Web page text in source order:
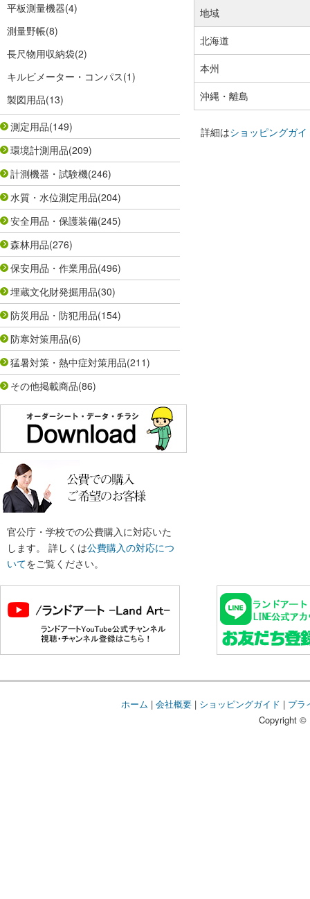
平板測量機器(4)
測量野帳(8)
長尺物用収納袋(2)
キルビメーター・コンパス(1)
製図用品(13)
測定用品(149)
環境計測用品(209)
計測機器・試験機(246)
水質・水位測定用品(204)
安全用品・保護装備(245)
森林用品(276)
保安用品・作業用品(496)
埋蔵文化財発掘用品(30)
防災用品・防犯用品(154)
防寒対策用品(6)
猛暑対策・熱中症対策用品(211)
その他掲載商品(86)
官公庁・学校での公費購入に対応いた
します。 詳しくは公費購入の対応につ
いてをご覧ください。
地域
北海道
本州
沖縄・離島
詳細はショッピングガイ
ホーム | 会社概要| ショッピングガイド | プラ
Copyright ©